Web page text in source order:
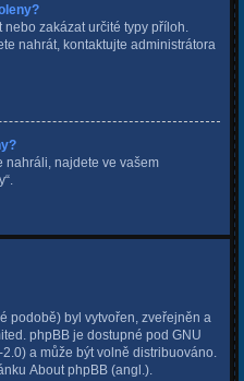
zakázat určité typy příloh.
nahrát, kontaktujte administrátora
nahráli, najdete ve vašem
podobě) byl vytvořen, zveřejněn a
. phpBB je dostupné pod GNU
a může být volně distribuováno.
About phpBB (angl.).